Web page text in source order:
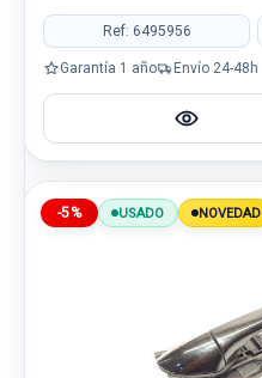
Ref: 6495956
Garantía 1 año Envío 24-48h
-5% USADO NOVEDAD